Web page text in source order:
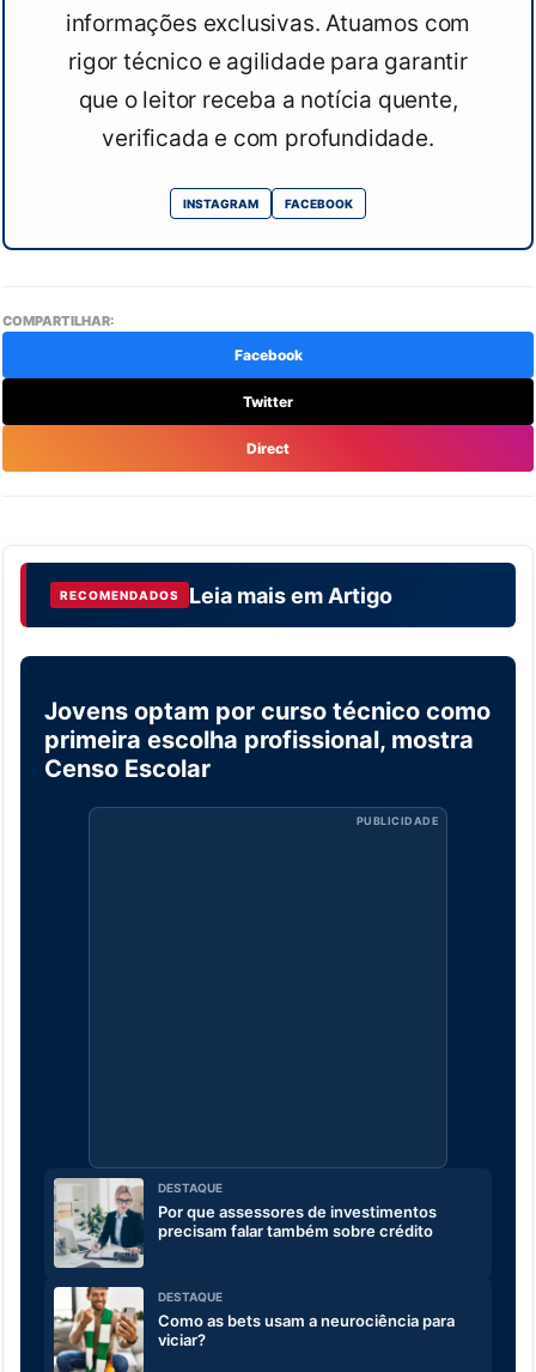
informações exclusivas. Atuamos com
rigor técnico e agilidade para garantir
que o leitor receba a notícia quente,
verificada e com profundidade.
INSTAGRAM FACEBOOK
COMPARTILHAR:
Facebook
Twitter
Direct
RECOMENDADOS Leia mais em Artigo
ARTIGO
Jovens optam por curso técnico como
primeira escolha profissional, mostra
Censo Escolar
PUBLICIDADE
DESTAQUE
Por que assessores de investimentos
precisam falar também sobre crédito
DESTAQUE
Como as bets usam a neurociência para
viciar?